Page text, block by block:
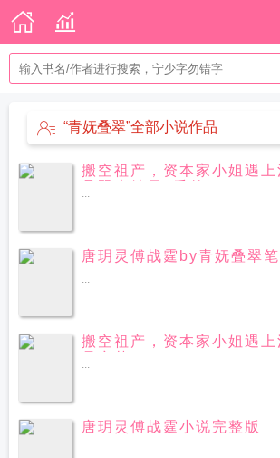
“青妩叠翠”全部小说作品
搬空祖产，资本家小姐遇
...
唐玥灵傅战霆by青妩叠翠
...
搬空祖产，资本家小姐遇
...
唐玥灵傅战霆小说完整版
...